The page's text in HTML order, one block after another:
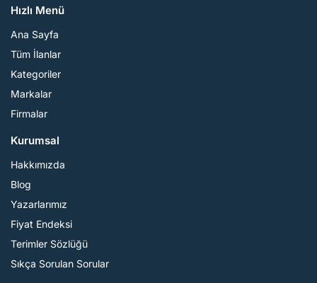
Hızlı Menü
Ana Sayfa
Tüm İlanlar
Kategoriler
Markalar
Firmalar
Kurumsal
Hakkımızda
Blog
Yazarlarımız
Fiyat Endeksi
Terimler Sözlüğü
Sıkça Sorulan Sorular